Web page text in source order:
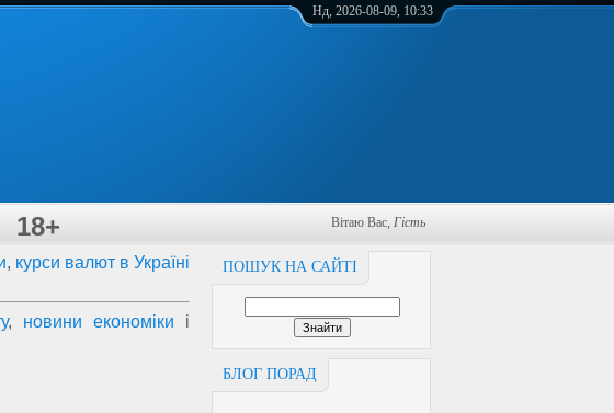
Нд, 2026-08-09, 10:33
18+ Вітаю Вас, Гість
ПОШУК НА САЙТІ
БЛОГ ПОРАД
, курси валют в Україні
, новини економіки і